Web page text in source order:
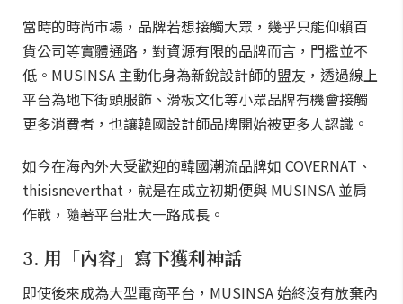
當時的時尚市場，品牌若想接觸大眾，幾乎只能仰賴百
貨公司等實體通路，對資源有限的品牌而言，門檻並不
低。MUSINSA 主動化身為新銳設計師的盟友，透過線上
平台為地下街頭服飾、滑板文化等小眾品牌有機會接觸
更多消費者，也讓韓國設計師品牌開始被更多人認識。
如今在海內外大受歡迎的韓國潮流品牌如 COVERNAT、
thisisneverthat，就是在成立初期便與 MUSINSA 並肩
作戰，隨著平台壯大一路成長。
3. 用「內容」寫下獲利神話
即使後來成為大型電商平台，MUSINSA 始終沒有放棄內